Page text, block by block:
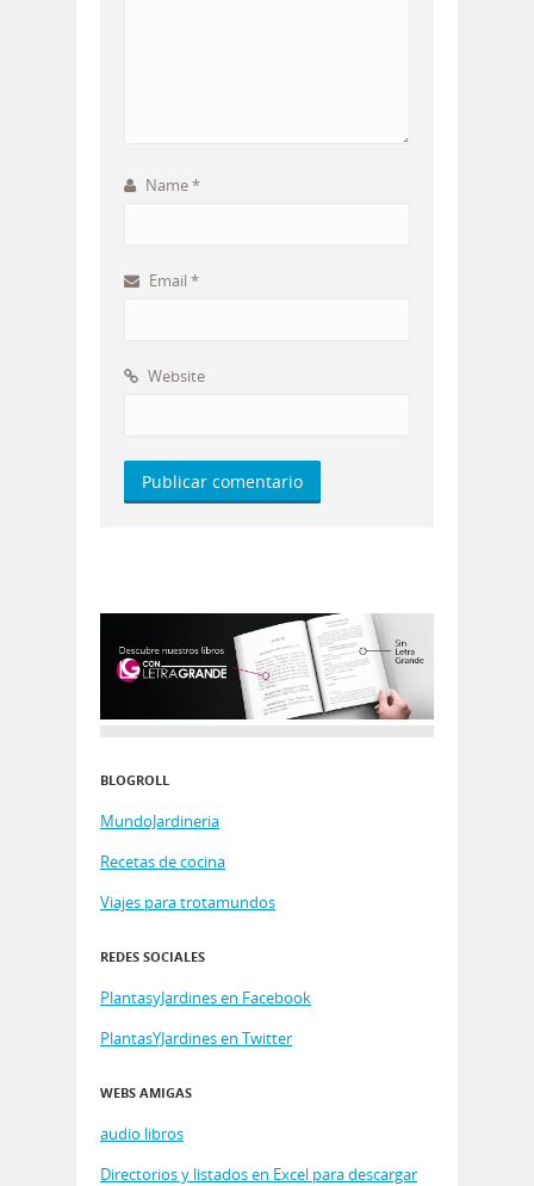
Name*
Email *
Website
BLOGROLL
MundoJardineria
Recetas de cocina
Viajes para trotamundos
REDES SOCIALES
PlantasyJardines en Facebook
PlantasYJardines en Twitter
WEBS AMIGAS
audio libros
Directorios y listados en Excel para descargar